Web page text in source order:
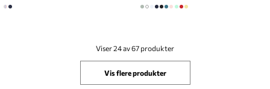
Viser 24 av 67 produkter
Vis flere produkter